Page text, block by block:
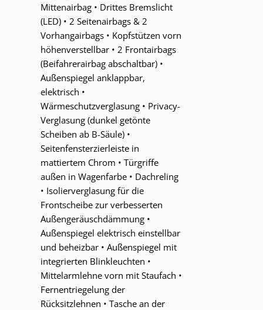
Mittenairbag • Drittes Bremslicht
(LED) • 2 Seitenairbags & 2
Vorhangairbags • Kopfstützen vorn
höhenverstellbar • 2 Frontairbags
(Beifahrerairbag abschaltbar) •
Außenspiegel anklappbar,
elektrisch •
Wärmeschutzverglasung • Privacy-
Verglasung (dunkel getönte
Scheiben ab B-Säule) •
Seitenfensterzierleiste in
mattiertem Chrom • Türgriffe
außen in Wagenfarbe • Dachreling
• Isolierverglasung für die
Frontscheibe zur verbesserten
Außengeräuschdämmung •
Außenspiegel elektrisch einstellbar
und beheizbar • Außenspiegel mit
integrierten Blinkleuchten •
Mittelarmlehne vorn mit Staufach •
Fernentriegelung der
Rücksitzlehnen • Tasche an der